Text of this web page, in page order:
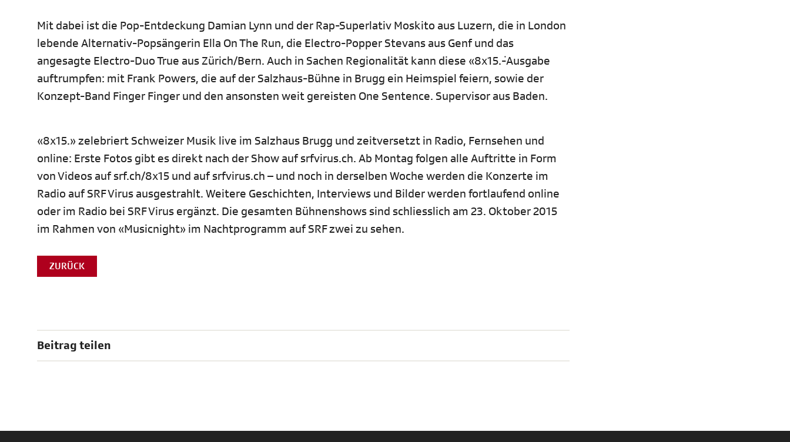
Mit dabei ist die Pop-Entdeckung Damian Lynn und der Rap-Superlativ Moskito aus Luzern, die in London
lebende Alternativ-Popsängerin Ella On The Run, die Electro-Popper Stevans aus Genf und das
angesagte Electro-Duo True aus Zürich/Bern. Auch in Sachen Regionalität kann diese «8x15.݁-Ausgabe
auftrumpfen: mit Frank Powers, die auf der Salzhaus-Bühne in Brugg ein Heimspiel feiern, sowie der
Konzept-Band Finger Finger und den ansonsten weit gereisten One Sentence. Supervisor aus Baden.
«8x15.» zelebriert Schweizer Musik live im Salzhaus Brugg und zeitversetzt in Radio, Fernsehen und
online: Erste Fotos gibt es direkt nach der Show auf srfvirus.ch. Ab Montag folgen alle Auftritte in Form
von Videos auf srf.ch/8x15 und auf srfvirus.ch – und noch in derselben Woche werden die Konzerte im
Radio auf SRF Virus ausgestrahlt. Weitere Geschichten, Interviews und Bilder werden fortlaufend online
oder im Radio bei SRF Virus ergänzt. Die gesamten Bühnenshows sind schliesslich am 23. Oktober 2015
im Rahmen von «Musicnight» im Nachtprogramm auf SRF zwei zu sehen.
ZURÜCK
Beitrag teilen